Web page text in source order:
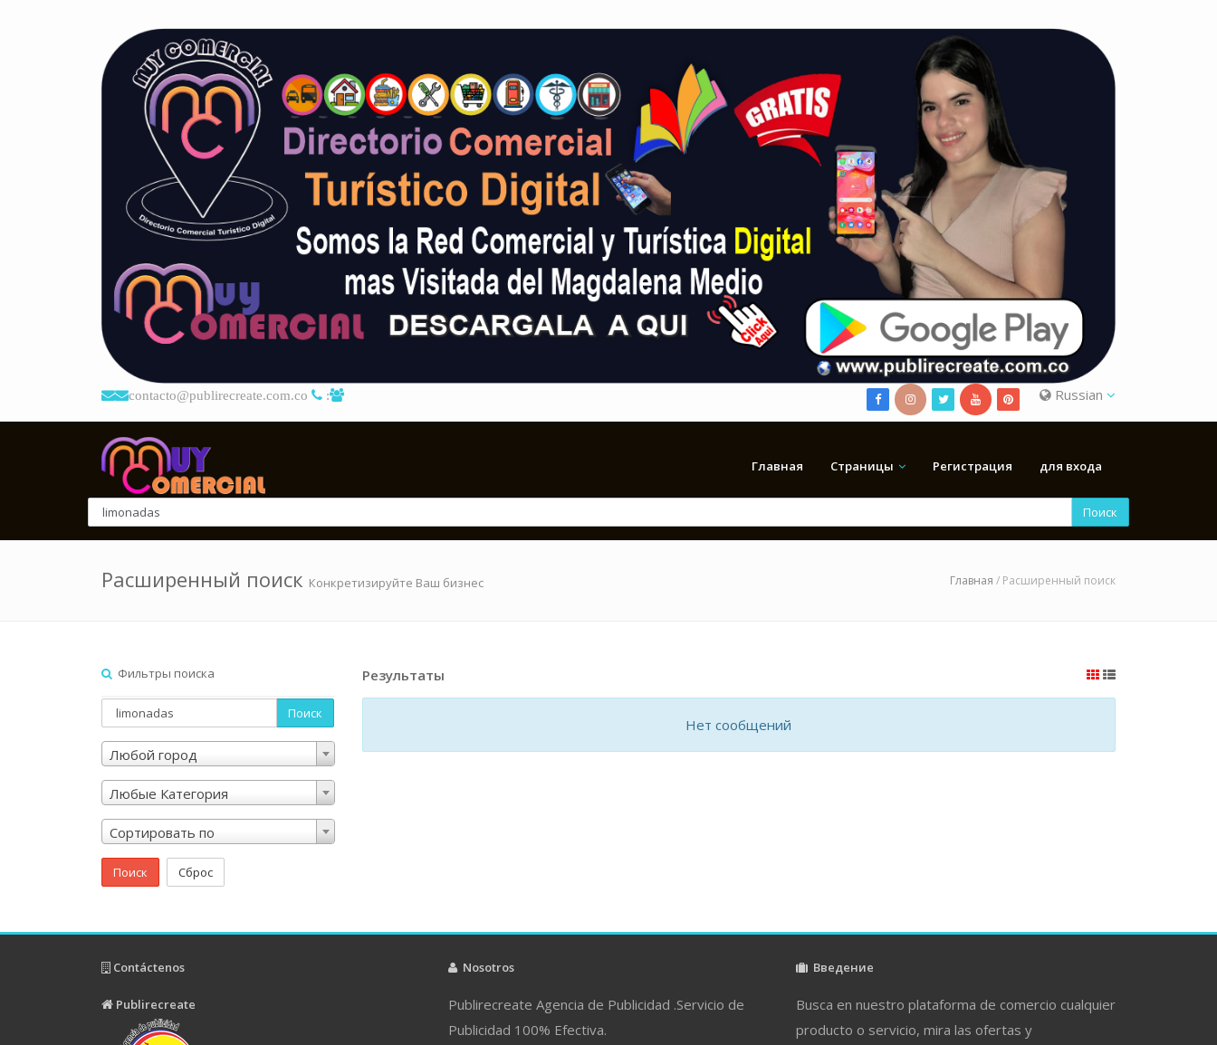
contacto@publirecreate.com.co : Russian
Главная Страницы Регистрация для входа
Поиск
Расширенный поиск Конкретизируйте Ваш бизнес Главная / Расширенный поиск
Фильтры поиска
Поиск
Любой город
Любые Категория
Сортировать по
Поиск Сброс
Результаты
Нет сообщений
Contáctenos
Publirecreate
Nosotros
Publirecreate Agencia de Publicidad .Servicio de
Publicidad 100% Efectiva.
Введение
Busca en nuestro plataforma de comercio cualquier
producto o servicio, mira las ofertas y